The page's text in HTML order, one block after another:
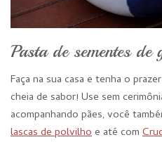
Pasta de sementes de
Faça na sua casa e tenha o
cheia de sabor! Use sem
acompanhando pães, você
lascas de polvilhoe até com